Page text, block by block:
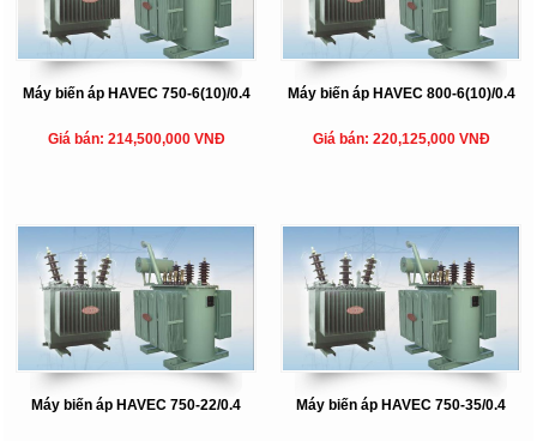
Máy biến áp HAVEC 750-6(10)/0.4
Giá bán: 214,500,000 VNĐ
Máy biến áp HAVEC 800-6(10)/0.4
Giá bán: 220,125,000 VNĐ
Máy biến áp HAVEC 750-22/0.4 Máy biến áp HAVEC 750-35/0.4